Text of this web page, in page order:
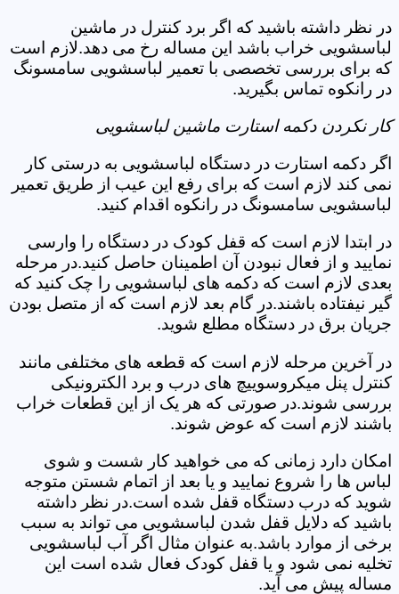
در نظر داشته باشید که اگر برد کنترل در ماشین
لباسشویی خراب باشد این مساله رخ می دهد.لازم است
که برای بررسی تخصصی با تعمیر لباسشویی سامسونگ
در رانکوه تماس بگیرید.
کار نکردن دکمه استارت ماشین لباسشویی
اگر دکمه استارت در دستگاه لباسشویی به درستی کار
نمی کند لازم است که برای رفع این عیب از طریق تعمیر
لباسشویی سامسونگ در رانکوه اقدام کنید.
در ابتدا لازم است که قفل کودک در دستگاه را وارسی
نمایید و از فعال نبودن آن اطمینان حاصل کنید.در مرحله
بعدی لازم است که دکمه های لباسشویی را چک کنید که
گیر نیفتاده باشند.در گام بعد لازم است که از متصل بودن
جریان برق در دستگاه مطلع شوید.
در آخرین مرحله لازم است که قطعه های مختلفی مانند
کنترل پنل میکروسوییچ های درب و برد الکترونیکی
بررسی شوند.در صورتی که هر یک از این قطعات خراب
باشند لازم است که عوض شوند.
امکان دارد زمانی که می خواهید کار شست و شوی
لباس ها را شروع نمایید و یا بعد از اتمام شستن متوجه
شوید که درب دستگاه قفل شده است.در نظر داشته
باشید که دلایل قفل شدن لباسشویی می تواند به سبب
برخی از موارد باشد.به عنوان مثال اگر آب لباسشویی
تخلیه نمی شود و یا قفل کودک فعال شده است این
مساله پیش می آید.